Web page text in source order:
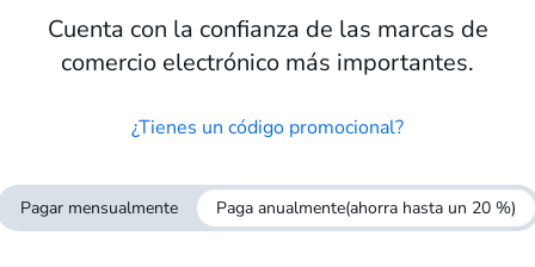
Cuenta con la confianza de las marcas de
comercio electrónico más importantes.
¿Tienes un código promocional?
Pagar mensualmente Paga anualmente(ahorra hasta un 20 %)